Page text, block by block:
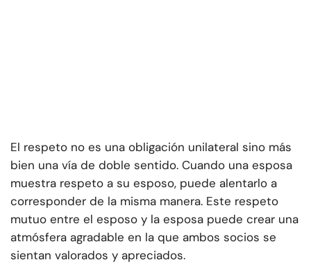
El respeto no es una obligación unilateral sino más
bien una vía de doble sentido. Cuando una esposa
muestra respeto a su esposo, puede alentarlo a
corresponder de la misma manera. Este respeto
mutuo entre el esposo y la esposa puede crear una
atmósfera agradable en la que ambos socios se
sientan valorados y apreciados.